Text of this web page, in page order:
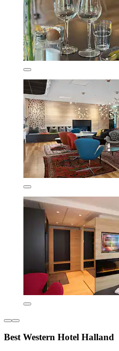
Best Western Hotel Halland